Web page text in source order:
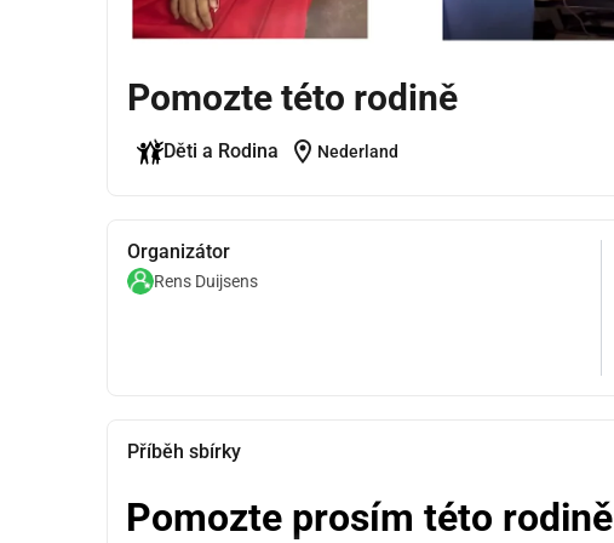
Pomozte této rodině
Děti a Rodina location_on Nederland
Organizátor
Rens Duijsens
Příběh sbírky
Pomozte prosím této rodině